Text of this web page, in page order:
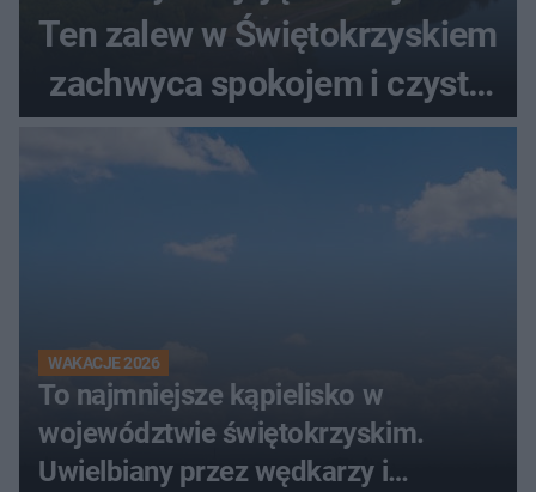
Ten zalew w Świętokrzyskiem
zachwyca spokojem i czystą
wodą
WAKACJE 2026
To najmniejsze kąpielisko w
województwie świętokrzyskim.
Uwielbiany przez wędkarzy i